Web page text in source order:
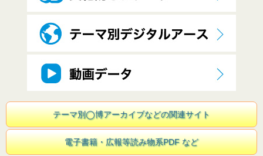
テーマ別◯博アーカイブなどの関連サイト
電子書籍・広報等読み物系PDF など